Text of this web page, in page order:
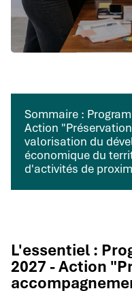
Sommaire :
Action
valorisation du
économique du
d'activités de
L'essentiel :
2027 - Action